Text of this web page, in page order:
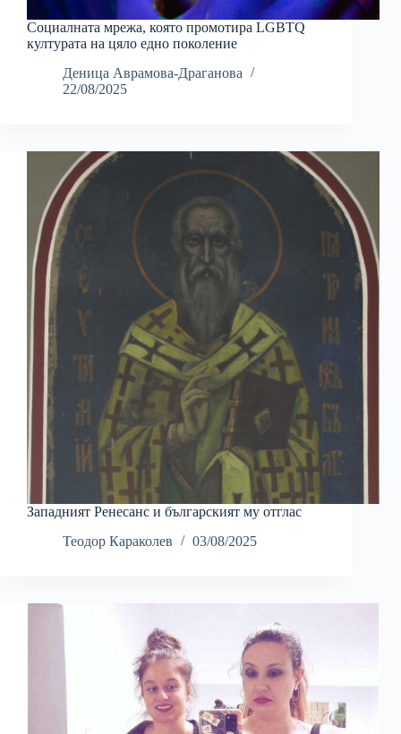
Социалната мрежа, която промотира LGBTQ
културата на цяло едно поколение
Деница Аврамова-Драганова
22/08/2025
Западният Ренесанс и българският му отглас
Теодор Караколев
03/08/2025